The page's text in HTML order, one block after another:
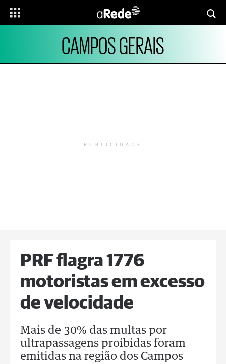
CAMPOS GERAIS
PUBLICIDADE
PRF flagra 1776
motoristas em excesso
de velocidade
Mais de 30% das multas por
ultrapassagens proibidas foram
emitidas na região dos Campos